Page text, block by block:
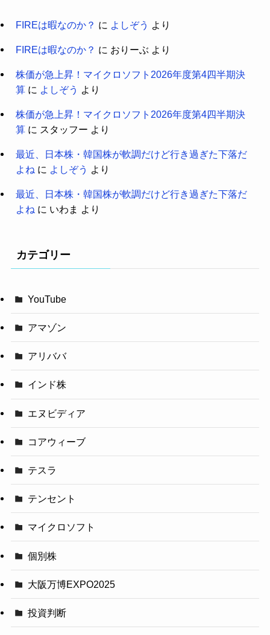
FIREは暇なのか？ に よしぞう より
FIREは暇なのか？ に おりーぶ より
株価が急上昇！マイクロソフト2026年度第4四半期決
算に よしぞう より
株価が急上昇！マイクロソフト2026年度第4四半期決
算に スタッフー より
最近、日本株・韓国株が軟調だけど行き過ぎた下落だ
よね に よしぞう より
最近、日本株・韓国株が軟調だけど行き過ぎた下落だ
よね に いわま より
カテゴリー
YouTube
アマゾン
アリババ
インド株
エヌビディア
コアウィーブ
テスラ
テンセント
マイクロソフト
個別株
大阪万博EXPO2025
投資判断